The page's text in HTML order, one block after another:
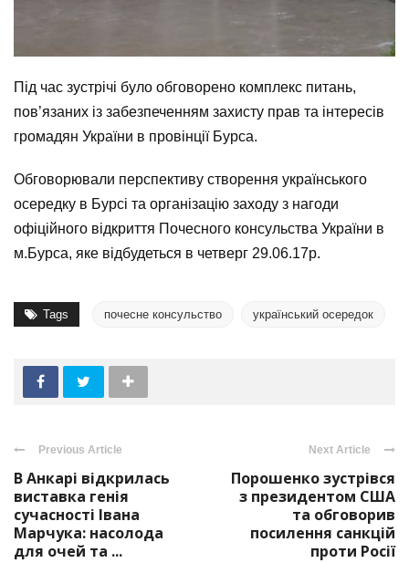
Під час зустрічі було обговорено комплекс питань,
пов’язаних із забезпеченням захисту прав та інтересів
громадян України в провінції Бурса.
Обговорювали перспективу створення українського
осередку в Бурсі та організацію заходу з нагоди
офіційного відкриття Почесного консульства України в
м.Бурса, яке відбудеться в четверг 29.06.17р.
Tags почесне консульство український осередок
Previous Article
В Анкарі відкрилась
виставка генія
сучасності Івана
Марчука: насолода
для очей та ...
Next Article
Порошенко зустрівся
з президентом США
та обговорив
посилення санкцій
проти Росії